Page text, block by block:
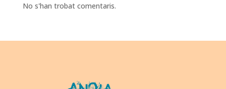
No s'han trobat comentaris.